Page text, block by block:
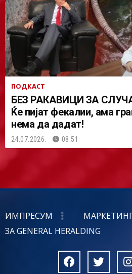
ПОДКАСТ
БЕЗ РАКАВИЦИ ЗА
Ќе пијат фекалии, ама
нема да дадат!
24.07.2026. 08:51
ИМПРЕСУМ
ЗА GENERAL HERALDING